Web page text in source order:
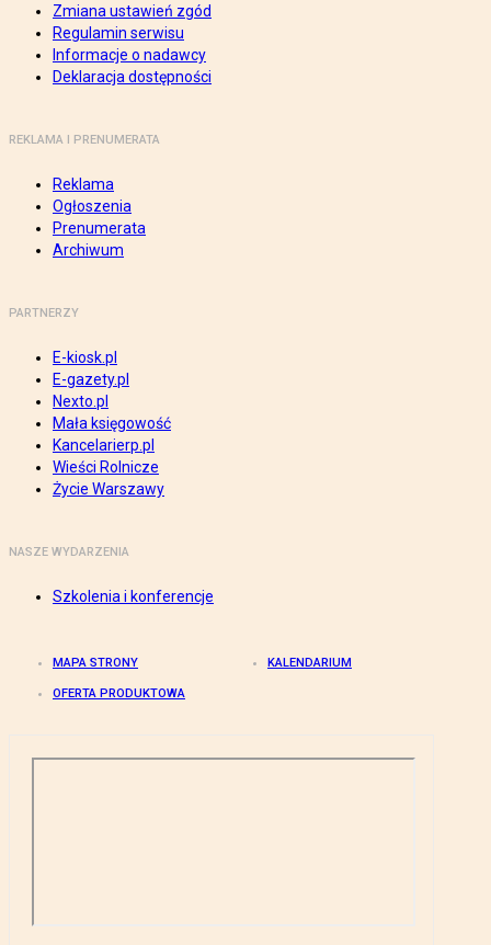
Zmiana ustawień zgód
Regulamin serwisu
Informacje o nadawcy
Deklaracja dostępności
REKLAMA I PRENUMERATA
Reklama
Ogłoszenia
Prenumerata
Archiwum
PARTNERZY
E-kiosk.pl
E-gazety.pl
Nexto.pl
Mała księgowość
Kancelarierp.pl
Wieści Rolnicze
Życie Warszawy
NASZE WYDARZENIA
Szkolenia i konferencje
MAPA STRONY KALENDARIUM
OFERTA PRODUKTOWA